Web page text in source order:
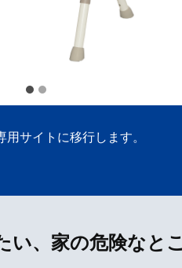
サイトに移行します。
い、家の危険なと